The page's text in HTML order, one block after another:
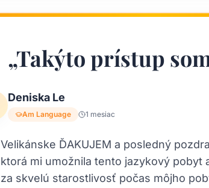
„Takýto prístup
Deniska Le
Am Language 1 mesiac
Velikánske ĎAKUJEM a posledný
ktorá mi umožnila tento jazykový pobyt
za skvelú starostlivosť počas môjho